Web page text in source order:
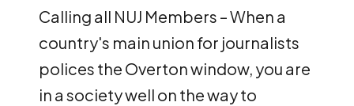
Calling all NUJ Members – When a
country's main union for journalists
polices the Overton window, you are
in a society well on the way to